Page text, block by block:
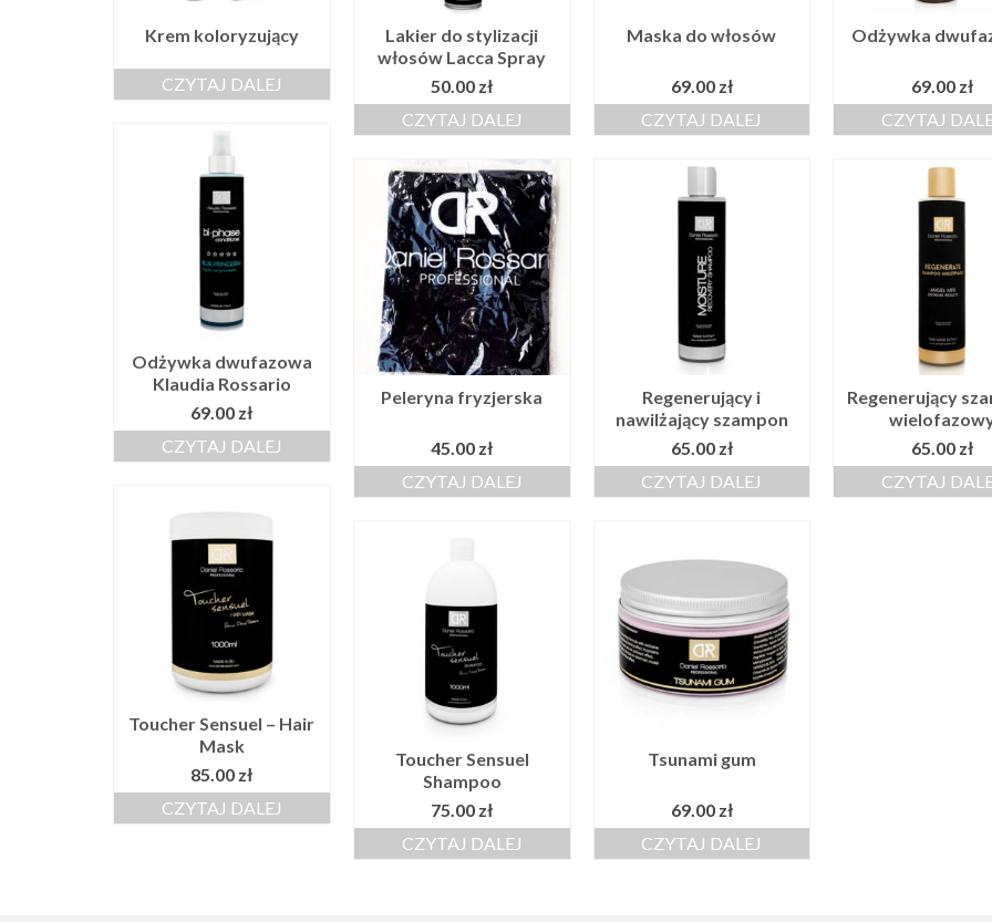
Krem koloryzujący
CZYTAJ DALEJ
Lakier do stylizacji
włosów Lacca Spray
50.00 zł
CZYTAJ DALEJ
Maska do włosów
69.00 zł
CZYTAJ DALEJ
Odżywka
69.00 zł
CZYTAJ
Odżywka dwufazowa
Klaudia Rossario
69.00 zł
CZYTAJ DALEJ
Peleryna fryzjerska
45.00 zł
CZYTAJ DALEJ
Regenerujący i
nawilżający szampon
65.00 zł
CZYTAJ DALEJ
Regenerujący
65.00 zł
CZYTAJ
Toucher Sensuel – Hair
Mask
85.00 zł
CZYTAJ DALEJ
Toucher Sensuel
Shampoo
75.00 zł
CZYTAJ DALEJ
Tsunami gum
69.00 zł
CZYTAJ DALEJ